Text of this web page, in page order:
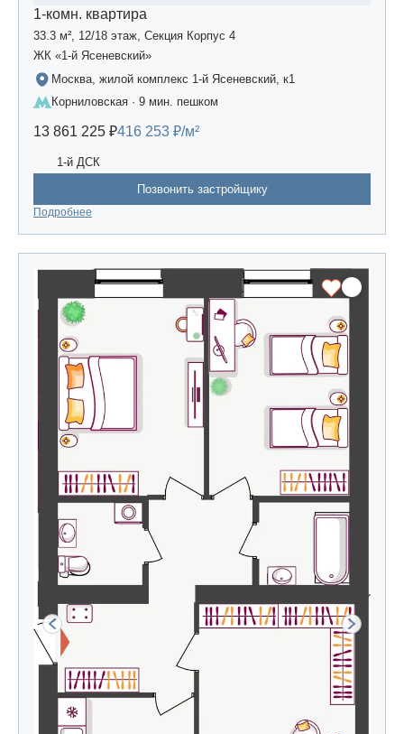
1-комн. квартира
33.3 м², 12/18 этаж, Секция Корпус 4
ЖК «1-й Ясеневский»
Москва, жилой комплекс 1-й Ясеневский, к1
Корниловская · 9 мин. пешком
13 861 225 ₽416 253 ₽/м²
1-й ДСК
Позвонить застройщику
Подробнее